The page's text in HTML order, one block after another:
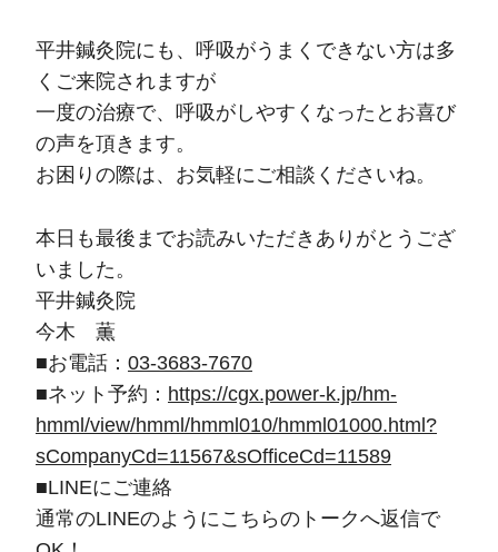
平井鍼灸院にも、呼吸がうまくできない方は多
くご来院されますが
一度の治療で、呼吸がしやすくなったとお喜び
の声を頂きます。
お困りの際は、お気軽にご相談くださいね。
本日も最後までお読みいただきありがとうござ
いました。
平井鍼灸院
今木 薫
■お電話： 03-3683-7670
■ネット予約： https://cgx.power-k.jp/hm-
hmml/view/hmml/hmml010/hmml01000.html?
sCompanyCd=11567&sOfficeCd=11589
■LINEにご連絡
通常のLINEのようにこちらのトークへ返信で